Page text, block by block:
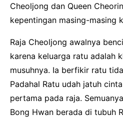
Cheoljong dan Queen
kepentingan masing-masing
Raja Cheoljong awalnya
karena keluarga ratu adalah
musuhnya. Ia berfikir ratu
Padahal Ratu udah jatuh
pertama pada raja.
Bong Hwan berada di tubuh